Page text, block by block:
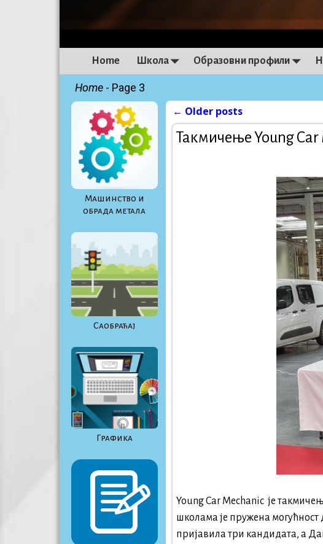
Home Школа Образовни профили
Home - Page 3
Post navigation
← Older posts
Такмичење Young Car
Young Car Mechanic je
школама је пружена могућност
пријавила три кандидата, а
Maшинство и
обрада метала
Саобраћај
Графика